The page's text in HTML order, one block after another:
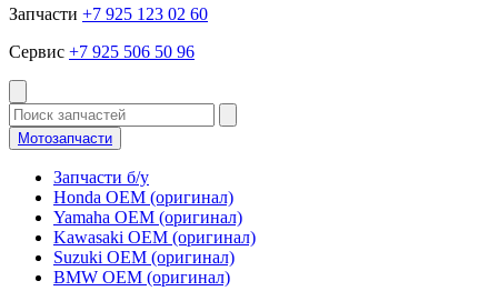
Запчасти +7 925 123 02 60
Сервис +7 925 506 50 96
Мотозапчасти
Запчасти б/у
Honda OEM (оригинал)
Yamaha OEM (оригинал)
Kawasaki OEM (оригинал)
Suzuki OEM (оригинал)
BMW OEM (оригинал)